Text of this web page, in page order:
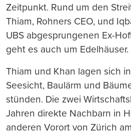
Zeitpunkt. Rund um den
Thiam, Rohners CEO, und
UBS abgesprungenen Ex-
geht es auch um Edelhäuser.
Thiam und Khan lagen sich
Seesicht, Baulärm und
stünden. Die zwei
Jahren direkte Nachbarn in
anderen Vorort von Zürich